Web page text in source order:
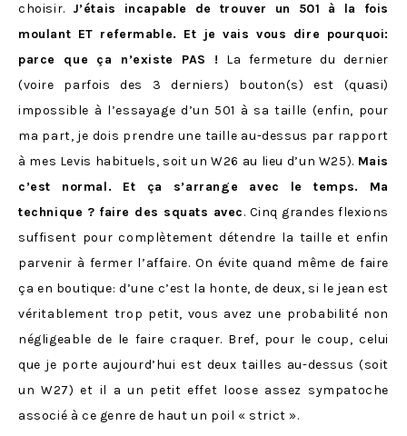
choisir. J’étais incapable de trouver un 501 à la fois
moulant ET refermable. Et je vais vous dire pourquoi:
parce que ça n’existe PAS !
La fermeture du dernier
(voire parfois des 3 derniers) bouton(s) est (quasi)
impossible à l’essayage d’un 501 à sa taille (enfin, pour
ma part, je dois prendre une taille au-dessus par rapport
à mes Levis habituels, soit un W26 au lieu d’un W25). Mais
c’est normal. Et ça s’arrange avec le temps. Ma
technique ? faire des squats avec. Cinq grandes flexions
suffisent pour complètement détendre la taille et enfin
parvenir à fermer l’affaire. On évite quand même de faire
ça en boutique: d’une c’est la honte, de deux, si le jean est
véritablement trop petit, vous avez une probabilité non
négligeable de le faire craquer. Bref, pour le coup, celui
que je porte aujourd’hui est deux tailles au-dessus (soit
un W27) et il a un petit effet loose assez sympatoche
associé à ce genre de haut un poil « strict ».